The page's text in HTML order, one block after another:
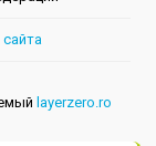
сайта
layerzero.ro